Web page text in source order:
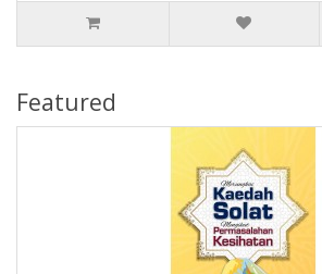
Featured